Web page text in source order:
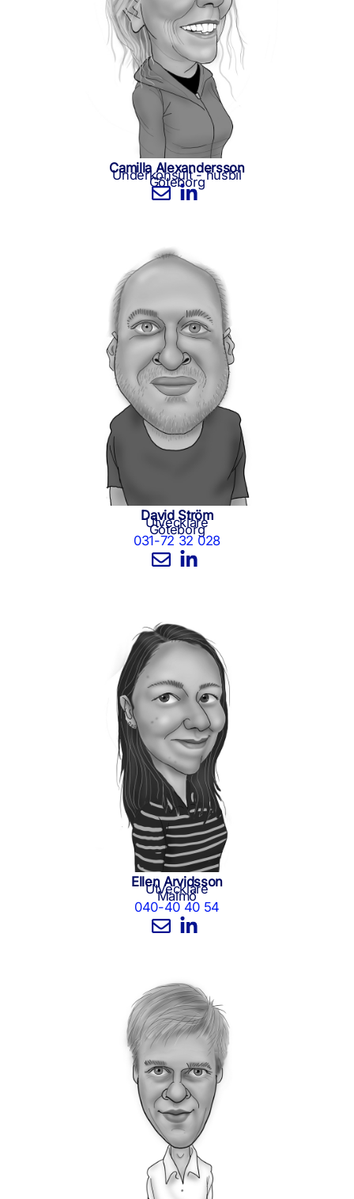
Camilla Alexandersson
Underkonsult - husbil
Göteborg
David Ström
Utvecklare
Göteborg
031-72 32 028
Ellen Arvidsson
Utvecklare
Malmö
040-40 40 54